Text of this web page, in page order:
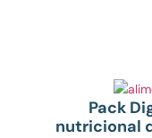
Pack
nutricional